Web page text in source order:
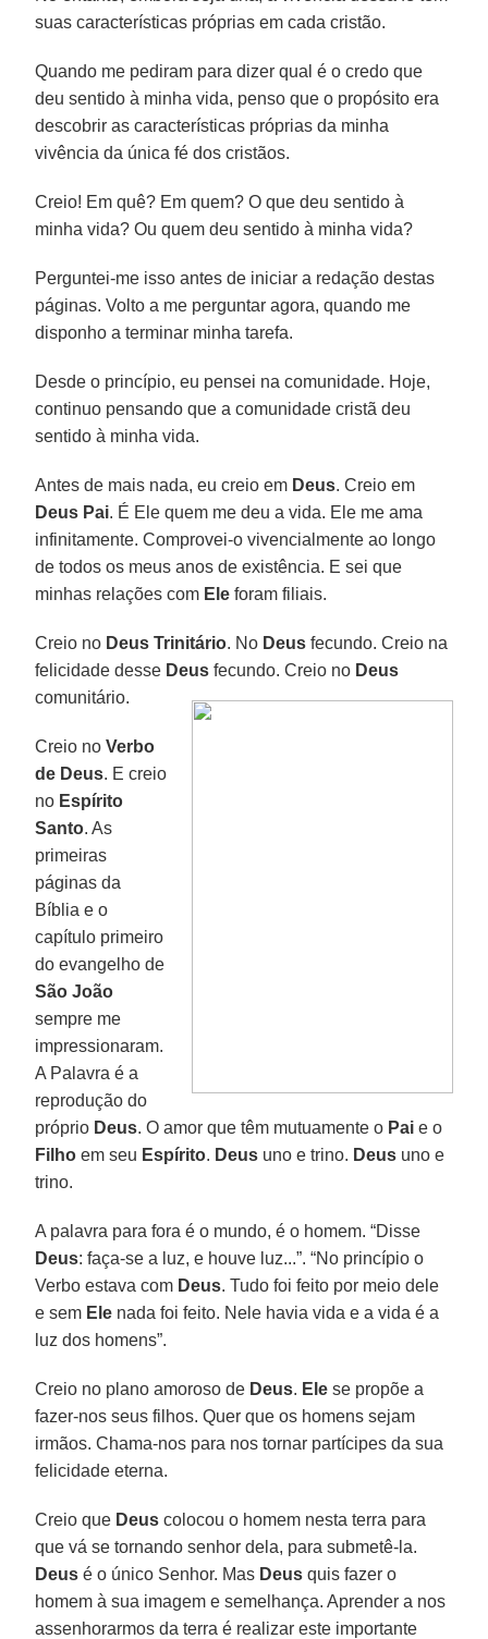
suas características próprias em cada cristão.
Quando me pediram para dizer qual é o credo que
deu sentido à minha vida, penso que o propósito era
descobrir as características próprias da minha
vivência da única fé dos cristãos.
Creio! Em quê? Em quem? O que deu sentido à
minha vida? Ou quem deu sentido à minha vida?
Perguntei-me isso antes de iniciar a redação destas
páginas. Volto a me perguntar agora, quando me
disponho a terminar minha tarefa.
Desde o princípio, eu pensei na comunidade. Hoje,
continuo pensando que a comunidade cristã deu
sentido à minha vida.
Antes de mais nada, eu creio em Deus. Creio em
Deus Pai. É Ele quem me deu a vida. Ele me ama
infinitamente. Comprovei-o vivencialmente ao longo
de todos os meus anos de existência. E sei que
minhas relações com Ele foram filiais.
Creio no Deus Trinitário. No Deus fecundo. Creio na
felicidade desse Deus fecundo. Creio no Deus
comunitário.
Creio noVerbo
de Deus. E creio
no Espírito
Santo. As
primeiras
páginas da
Bíblia e o
capítulo primeiro
do evangelho de
São João
sempre me
impressionaram.
A Palavra é a
reprodução do
próprio Deus. O amor que têm mutuamente o Pai e o
Filho em seu Espírito. Deus uno e trino. Deus uno e
trino.
A palavra para fora é o mundo, é o homem. “Disse
Deus: faça-se a luz, e houve luz...”. “No princípio o
Verbo estava com Deus. Tudo foi feito por meio dele
e sem Ele nada foi feito. Nele havia vida e a vida é a
luz dos homens”.
Creio no plano amoroso de Deus. Ele se propõe a
fazer-nos seus filhos. Quer que os homens sejam
irmãos. Chama-nos para nos tornar partícipes da sua
felicidade eterna.
Creio que Deus colocou o homem nesta terra para
que vá se tornando senhor dela, para submetê-la.
Deus é o único Senhor. Mas Deus quis fazer o
homem à sua imagem e semelhança. Aprender a nos
assenhorarmos da terra é realizar este importante